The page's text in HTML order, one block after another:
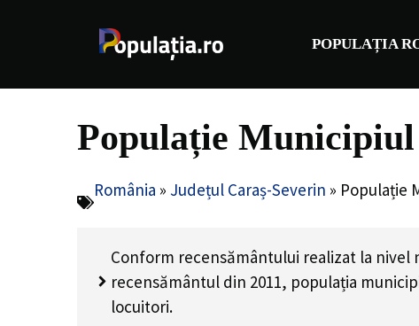
POPULAȚIA
Populație Municipiul
România » Județul Caraș-Severin » Populație
Conform recensământului realizat la nivel
recensământul din 2011, populația
locuitori.